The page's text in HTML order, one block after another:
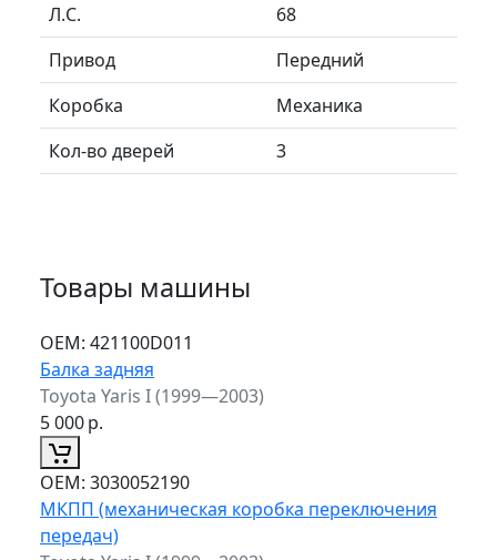
Л.C.
68
Привод
Передний
Коробка
Механика
Кол-во дверей
3
Товары машины
ОЕМ: 421100D011
Балка задняя
Toyota Yaris I (1999—2003)
5 000р.
ОЕМ: 3030052190
МКПП (механическая коробка переключения
передач)